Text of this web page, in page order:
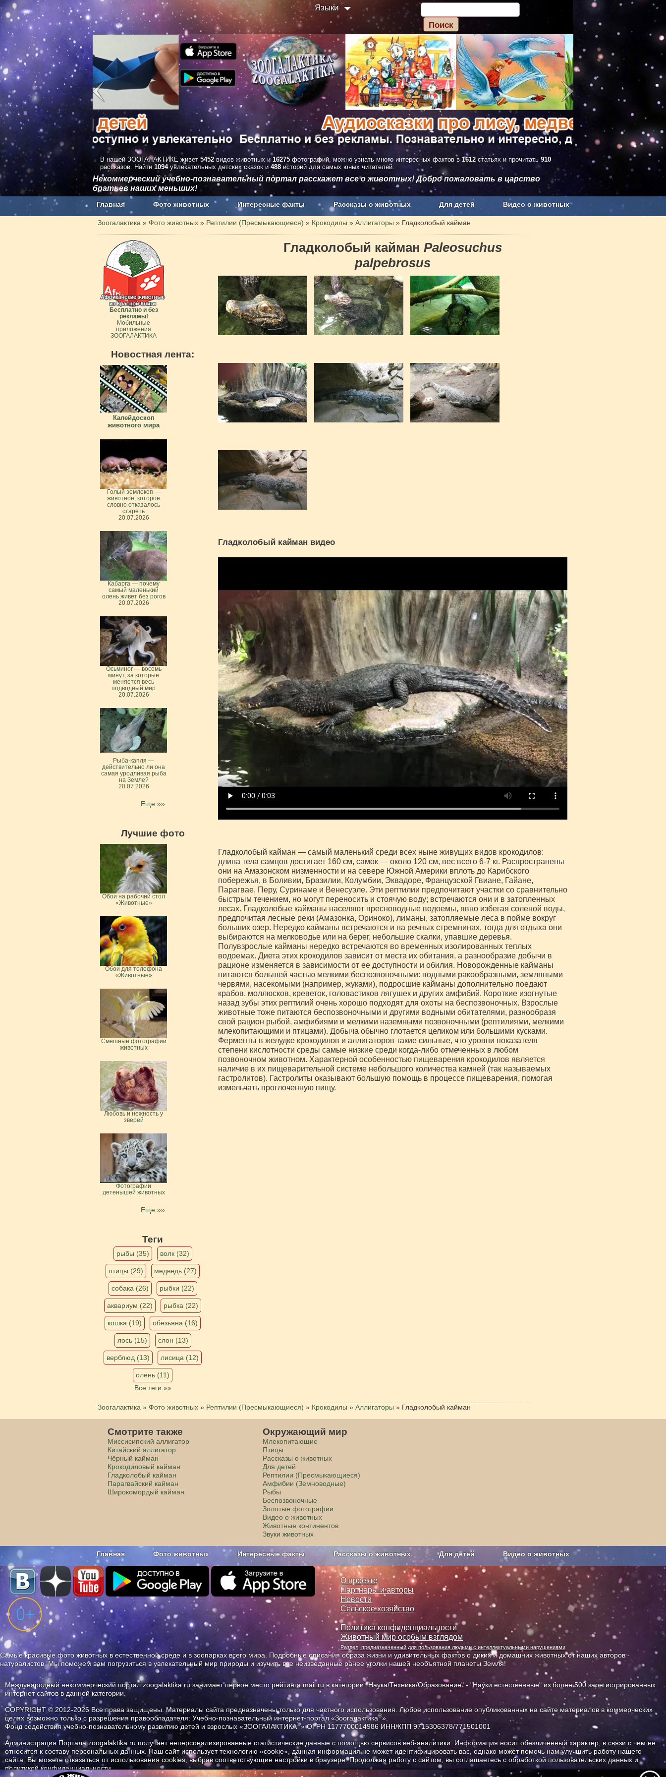
Языки
В нашей ЗООГАЛАКТИКЕ живет 5452 видов животных и 16275 фотографий, можно узнать много интересных фактов в 1612 статьях и прочитать 910
рассказов. Найти 1094увлекательных детских сказок и 488 историй для самых юных читателей.
Некоммерческий учебно-познавательный портал расскажет все о животных! Добро пожаловать в царство
братьев наших меньших!
Главная Фото животных Интересные факты Рассказы о животных Для детей Видео о животных
Наши приложения. Бесплатно и без рекламы О проекте
Зоогалактика » Фото животных » Рептилии (Пресмыкающиеся) » Крокодилы » Аллигаторы » Гладколобый кайман
Гладколобый кайман Paleosuchus
palpebrosus
Гладколобый кайман видео
Гладколобый кайман — самый маленький среди всех ныне живущих видов крокодилов:
длина тела самцов достигает 160 см, самок — около 120 см, вес всего 6-7 кг. Распространены
они на Амазонском низменности и на севере Южной Америки вплоть до Карибского
побережья, в Боливии, Бразилии, Колумбии, Эквадоре, Французской Гвиане, Гайане,
Парагвае, Перу, Суринаме и Венесуэле. Эти рептилии предпочитают участки со сравнительно
быстрым течением, но могут переносить и стоячую воду; встречаются они и в затопленных
лесах. Гладколобые кайманы населяют пресноводные водоемы, явно избегая соленой воды,
предпочитая лесные реки (Амазонка, Ориноко), лиманы, затопляемые леса в пойме вокруг
больших озер. Нередко кайманы встречаются и на речных стремнинах, тогда для отдыха они
выбираются на мелководье или на берег, небольшие скалки, упавшие деревья.
Полувзрослые кайманы нередко встречаются во временных изолированных теплых
водоемах. Диета этих крокодилов зависит от места их обитания, а разнообразие добычи в
рационе изменяется в зависимости от ее доступности и обилия. Новорожденные кайманы
питаются большей частью мелкими беспозвоночными: водными ракообразными, земляными
червями, насекомыми (например, жуками), подросшие кайманы дополнительно поедают
крабов, моллюсков, креветок, головастиков лягушек и других амфибий. Короткие изогнутые
назад зубы этих рептилий очень хорошо подходят для охоты на беспозвоночных. Взрослые
животные тоже питаются беспозвоночными и другими водными обитателями, разнообразя
свой рацион рыбой, амфибиями и мелкими наземными позвоночными (рептилиями, мелкими
млекопитающими и птицами). Добыча обычно глотается целиком или большими кусками.
Ферменты в желудке крокодилов и аллигаторов такие сильные, что уровни показателя
степени кислотности среды самые низкие среди когда-либо отмеченных в любом
позвоночном животном. Характерной особенностью пищеварения крокодилов является
наличие в их пищеварительной системе небольшого количества камней (так называемых
гастролитов). Гастролиты оказывают большую помощь в процессе пищеварения, помогая
измельчать проглоченную пищу.
Бесплатно и без
рекламы!
Мобильные
приложения
ЗООГАЛАКТИКА
Новостная лента:
Калейдоскоп
животного мира
Голый землекоп —
животное, которое
словно отказалось
стареть
20.07.2026
Кабарга — почему
самый маленький
олень живёт без рогов
20.07.2026
Осьминог — восемь
минут, за которые
меняется весь
подводный мир
20.07.2026
Рыба-капля —
действительно ли она
самая уродливая рыба
на Земле?
20.07.2026
Еще »»
Лучшие фото
Обои на рабочий стол
«Животные»
Обои для телефона
«Животные»
Смешные фотографии
животных
Любовь и нежность у
зверей
Фотографии
детенышей животных
Еще »»
Теги
рыбы (35) волк (32)
птицы (29) медведь (27)
собака (26) рыбки (22)
аквариум (22) рыбка (22)
кошка (19) обезьяна (16)
лось (15) слон (13)
верблюд (13) лисица (12)
олень (11)
Все теги »»
Зоогалактика » Фото животных » Рептилии (Пресмыкающиеся) » Крокодилы » Аллигаторы » Гладколобый кайман
Смотрите также
Миссисипский аллигатор
Китайский аллигатор
Чёрный кайман
Крокодиловый кайман
Гладколобый кайман
Парагвайский кайман
Широкомордый кайман
Окружающий мир
Млекопитающие
Птицы
Рассказы о животных
Для детей
Рептилии (Пресмыкающиеся)
Амфибии (Земноводные)
Рыбы
Беспозвоночные
Золотые фотографии
Видео о животных
Животные континентов
Звуки животных
Главная Фото животных Интересные факты Рассказы о животных Для детей Видео о животных
Наши приложения. Бесплатно и без рекламы О проекте Сельское хозяйство
О проекте
Партнеры и авторы
Новости
Сельское хозяйство
Политика конфиденциальности
Животный мир особым взглядом
Раздел, предназначенный для пользования людьми с интеллектуальными нарушениями
Самые красивые фото животных в естественной среде и в зоопарках всего мира. Подробные описания образа жизни и удивительных фактов о диких и домашних животных от наших авторов -
натуралистов. Мы поможем вам погрузиться в увлекательный мир природы и изучить все неизведанные ранее уголки нашей необъятной планеты Земля!
Международный некоммерческий портал zoogalaktika.ru занимает первое место рейтинга mail.ru в категории "Наука/Техника/Образование" - "Науки естественные" из более 500 зарегистрированных
интернет сайтов в данной категории.
COPYRIGHT © 2012-2026 Все права защищены. Материалы сайта предназначены только для частного использования. Любое использование опубликованных на сайте материалов в коммерческих
целях возможно только с разрешения правообладателя: Учебно-познавательный интернет-портал «Зоогалактика®».
Фонд содействия учебно-познавательному развитию детей и взрослых «ЗООГАЛАКТИКА®» ОГРН 1177700014986 ИНН/КПП 9715306378/771501001
Администрация Порталаzoogalaktika.ru получает неперсонализированные статистические данные с помощью сервисов веб-аналитики. Информация носит обезличенный характер, в связи с чем не
относится к составу персональных данных. Наш сайт использует технологию «cookie», данная информация не может идентифицировать вас, однако может помочь нам улучшить работу нашего
сайта. Вы можете отказаться от использования cookies, выбрав соответствующие настройки в браузере. Продолжая работу с сайтом, вы соглашаетесь с обработкой пользовательских данных и
политикой конфиденциальности.